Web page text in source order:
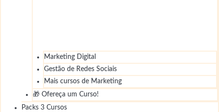
Marketing Digital
Gestão de Redes Sociais
Mais cursos de Marketing
🎁 Ofereça um Curso!
Packs 3 Cursos